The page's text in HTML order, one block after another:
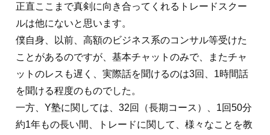
正直ここまで真剣に向き合ってくれるトレードスクー
ルは他にないと思います。
僕自身、以前、高額のビジネス系のコンサル等受けた
ことがあるのですが、基本チャットのみで、またチャ
ットのレスも遅く、実際話を聞けるのは3回、1時間話
を聞ける程度のものでした。
一方、Y塾に関しては、32回（長期コース）、1回50分
約1年もの長い間、トレードに関して、様々なことを教